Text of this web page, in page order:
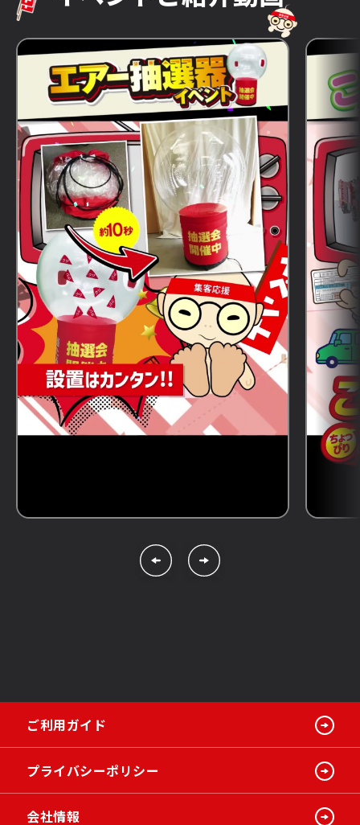
ご利用ガイド
プライバシーポリシー
会社情報